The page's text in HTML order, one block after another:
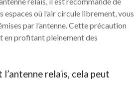
où l’air circule librement, vous
par l’antenne. Cette précaution
en profitant pleinement des
relais, cela peut